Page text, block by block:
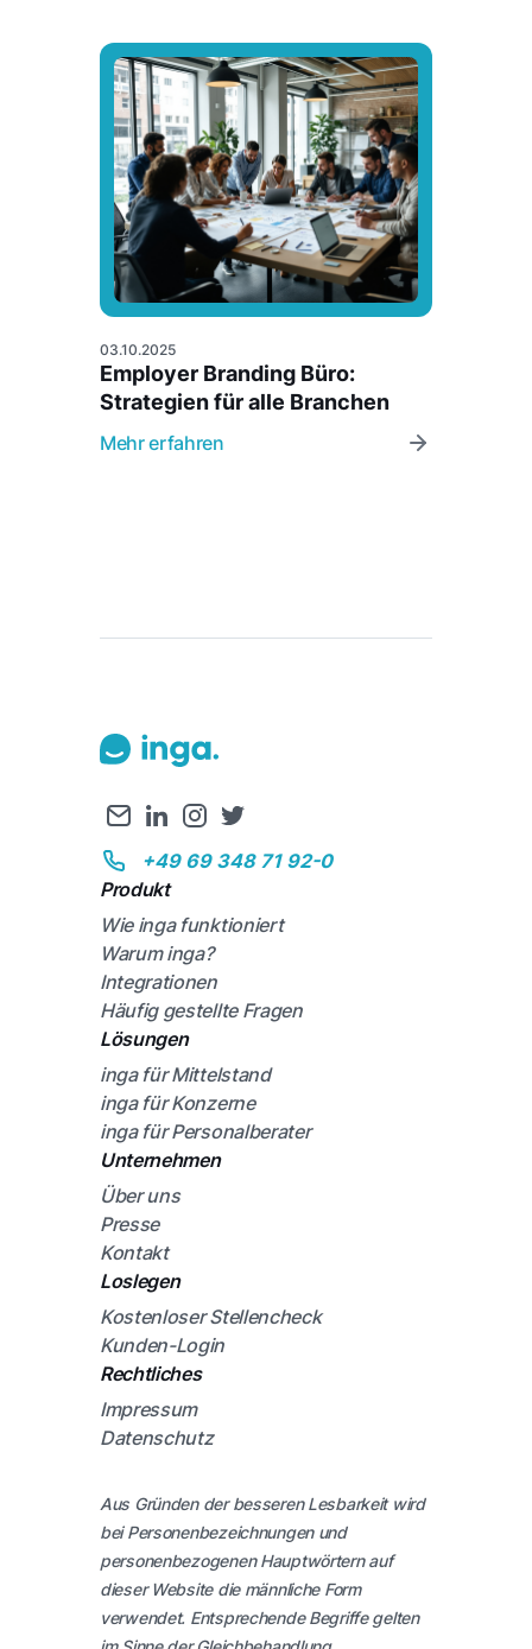
03.10.2025
Employer Branding Büro:
Strategien für alle Branchen
Mehr erfahren
+49 69 348 71 92-0
Produkt
Wie inga funktioniert
Warum inga?
Integrationen
Häufig gestellte Fragen
Lösungen
inga für Mittelstand
inga für Konzerne
inga für Personalberater
Unternehmen
Über uns
Presse
Kontakt
Loslegen
Kostenloser Stellencheck
Kunden-Login
Rechtliches
Impressum
Datenschutz
Aus Gründen der besseren Lesbarkeit wird
bei Personenbezeichnungen und
personenbezogenen Hauptwörtern auf
dieser Website die männliche Form
verwendet. Entsprechende Begriffe gelten